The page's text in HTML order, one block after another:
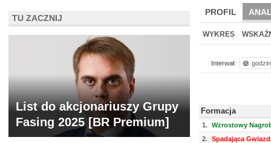
PROFIL
BR LAB
WYKRES
Interwał:
Formacja
1. Wzrostowy
2. Spadająca
TU ZACZNIJ
List do akcjonariuszy Grupy
Fasing 2025 [BR Premium]